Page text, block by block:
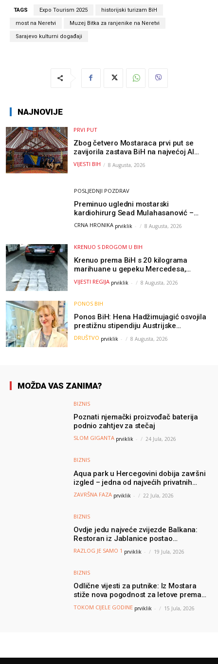
TAGS Expo Tourism 2025 historijski turizam BiH
most na Neretvi Muzej Bitka za ranjenike na Neretvi
Sarajevo kulturni događaji
NAJNOVIJE
PRVI PUT
Zbog četvero Mostaraca prvi put se
zavijorila zastava BiH na najvećoj AI
olimpijadi, a sada je njihov mentor
postao član komiteta Međunarodne
VIJESTI BIH 8 Augusta, 2026
POSLJEDNJI POZDRAV
Preminuo ugledni mostarski
kardiohirurg Sead Mulahasanović –
kolege uputile emotivnu oproštajnu
CRNA HRONIKA prviklik - 8 Augusta, 2026
KRENUO S DROGOM U BIH
Krenuo prema BiH s 20 kilograma
marihuane u gepeku Mercedesa,
policija ga uhapsila na granici
VIJESTI REGIJA prviklik - 8 Augusta, 2026
PONOS BIH
Ponos BiH: Hena Hadžimujagić osvojila
prestižnu stipendiju Austrijske
akademije nauka, njeno istraživanje
moglo bi pomoći djeci širom svijeta
DRUŠTVO prviklik - 8 Augusta, 2026
MOŽDA VAS ZANIMA?
BIZNIS
Poznati njemački proizvođač baterija
podnio zahtjev za stečaj
SLOM GIGANTA prviklik - 24 Jula, 2026
BIZNIS
Aqua park u Hercegovini dobija završni
izgled – jedna od najvećih privatnih
turističkih investicija vrijedna oko 50
ZAVRŠNA FAZA prviklik - 22 Jula, 2026
BIZNIS
Ovdje jedu najveće zvijezde Balkana:
Restoran iz Jablanice postao
nezaobilazna destinacija poznatih, a svi
dolaze zbog jednog specijaliteta
RAZLOG JE SAMO 1 prviklik - 19 Jula, 2026
BIZNIS
Odlične vijesti za putnike: Iz Mostara
stiže nova pogodnost za letove prema
Njemačkoj
TOKOM CIJELE GODINE prviklik - 15 Jula, 2026